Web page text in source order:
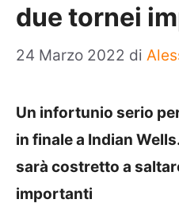
due tornei
24 Marzo 2022 di
Un infortunio serio
in finale a Indian
sarà costretto a
importanti